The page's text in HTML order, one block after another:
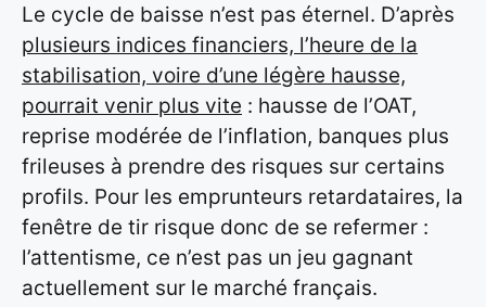
Le cycle de baisse n’est pas éternel. D’après
plusieurs indices financiers, l’heure de la
stabilisation, voire d’une légère hausse,
pourrait venir plus vite : hausse de l’OAT,
reprise modérée de l’inflation, banques plus
frileuses à prendre des risques sur certains
profils. Pour les emprunteurs retardataires, la
fenêtre de tir risque donc de se refermer :
l’attentisme, ce n’est pas un jeu gagnant
actuellement sur le marché français.